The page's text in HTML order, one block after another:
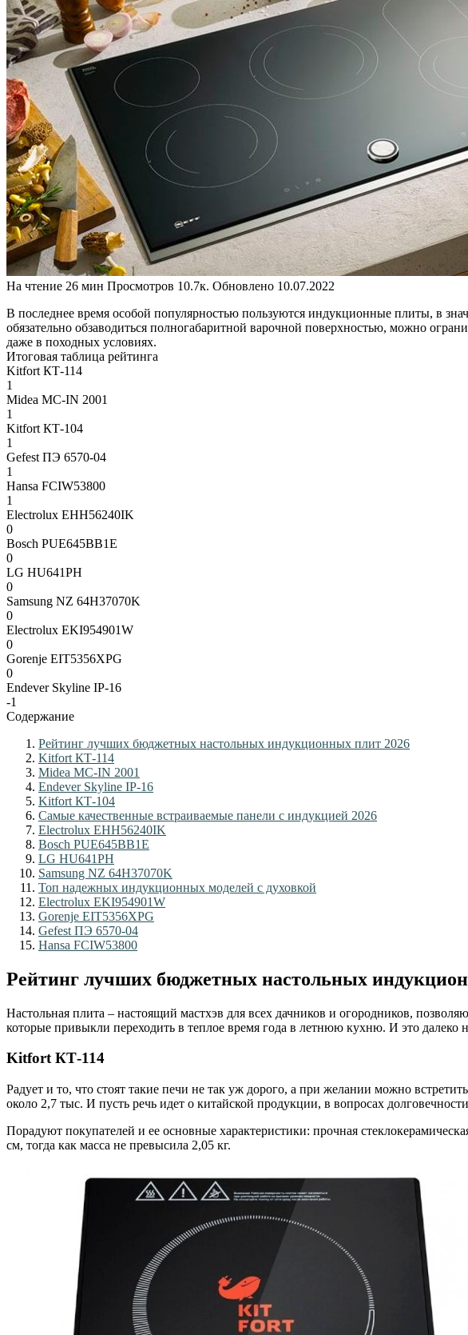
На чтение 26 мин Просмотров 10.7к. Обновлено 10.07.2022
В последнее время особой популярностью пользуются индукционные плиты, в
обязательно обзаводиться полногабаритной варочной поверхностью, можно
даже в походных условиях.
Итоговая таблица рейтинга
Kitfort КТ-114
1
Midea MC-IN 2001
1
Kitfort КТ-104
1
Gefest ПЭ 6570-04
1
Hansa FCIW53800
1
Electrolux EHH56240IK
0
Bosch PUE645BB1E
0
LG HU641PH
0
Samsung NZ 64H37070K
0
Electrolux EKI954901W
0
Gorenje EIT5356XPG
0
Endever Skyline IP-16
-1
Содержание
Рейтинг лучших бюджетных настольных индукционных плит 2026
Kitfort КТ-114
Midea MC-IN 2001
Endever Skyline IP-16
Kitfort КТ-104
Самые качественные встраиваемые панели с индукцией 2026
Electrolux EHH56240IK
Bosch PUE645BB1E
LG HU641PH
Samsung NZ 64H37070K
Топ надежных индукционных моделей с духовкой
Electrolux EKI954901W
Gorenje EIT5356XPG
Gefest ПЭ 6570-04
Hansa FCIW53800
Рейтинг лучших бюджетных настольных
Настольная плита – настоящий мастхэв для всех дачников и огородников,
которые привыкли переходить в теплое время года в летнюю кухню. И это далеко
Kitfort КТ-114
Радует и то, что стоят такие печи не так уж дорого, а при желании можно
около 2,7 тыс. И пусть речь идет о китайской продукции, в вопросах
Порадуют покупателей и ее основные характеристики: прочная
см, тогда как масса не превысила 2,05 кг.